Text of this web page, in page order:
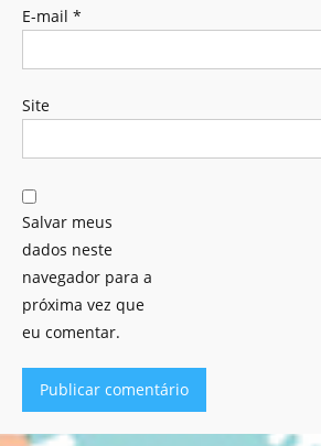
E-mail *
Site
Salvar meus
dados neste
navegador para a
próxima vez que
eu comentar.